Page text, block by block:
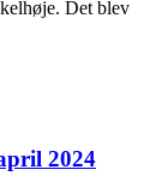
Det blev
2024